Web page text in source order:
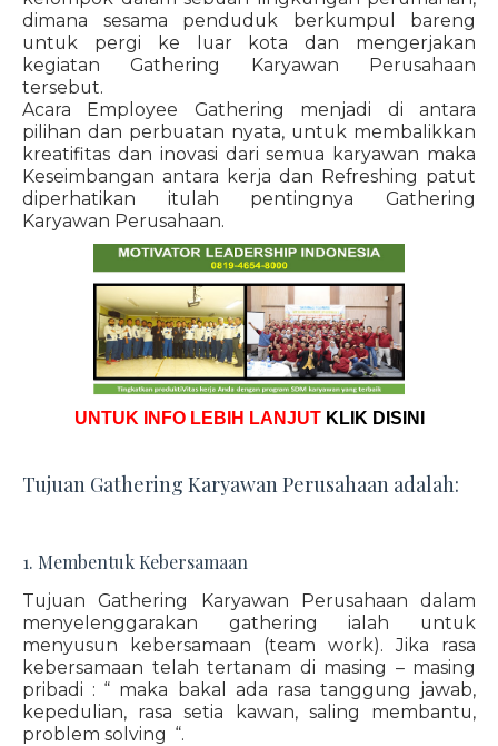
dimana sesama penduduk berkumpul bareng
untuk pergi ke luar kota dan mengerjakan
kegiatan Gathering Karyawan Perusahaan
tersebut.
Acara Employee Gathering menjadi di antara
pilihan dan perbuatan nyata, untuk membalikkan
kreatifitas dan inovasi dari semua karyawan maka
Keseimbangan antara kerja dan Refreshing patut
diperhatikan itulah pentingnya Gathering
Karyawan Perusahaan.
UNTUK INFO LEBIH LANJUT KLIK DISINI
Tujuan Gathering Karyawan Perusahaan adalah:
1. Membentuk Kebersamaan
Tujuan Gathering Karyawan Perusahaan dalam
menyelenggarakan gathering ialah untuk
menyusun kebersamaan (team work). Jika rasa
kebersamaan telah tertanam di masing – masing
pribadi : “ maka bakal ada rasa tanggung jawab,
kepedulian, rasa setia kawan, saling membantu,
problem solving “.